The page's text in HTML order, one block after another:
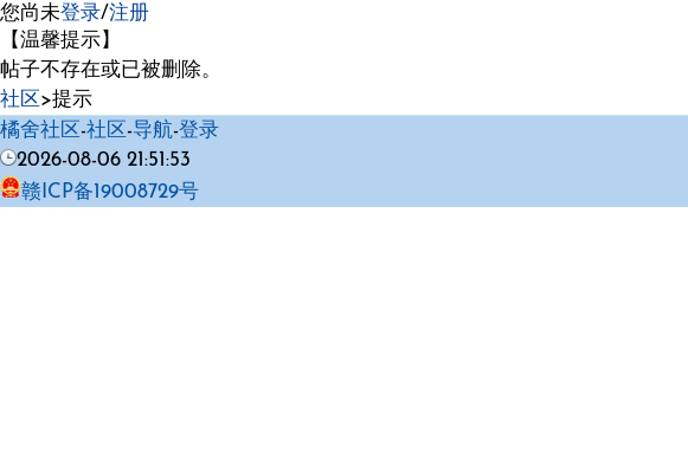
您尚未登录/注册
【温馨提示】
帖子不存在或已被删除。
社区 >提示
橘舍社区 -社区 -导航-登录
2026-08-06 21:51:53
赣ICP备19008729号